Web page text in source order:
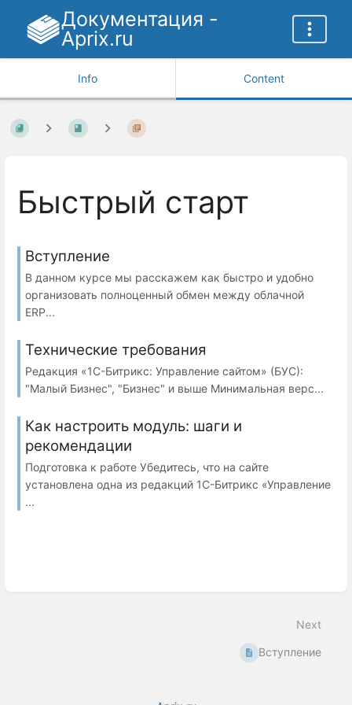
Документация -
Aprix.ru
Info Content
Быстрый старт
Вступление
В данном курсе мы расскажем как быстро и удобно
организовать полноценный обмен между облачной
ERP...
Технические требования
Редакция «1С-Битрикс: Управление сайтом» (БУС):
"Малый Бизнес", "Бизнес" и выше Минимальная верс...
Как настроить модуль: шаги и
рекомендации
Подготовка к работе Убедитесь, что на сайте
установлена одна из редакций 1С-Битрикс «Управление
...
Next
Вступление